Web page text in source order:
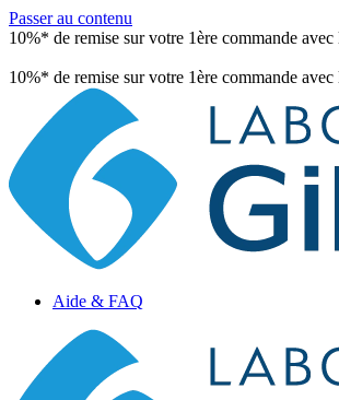
Passer au contenu
10%* de remise sur votre 1ère commande avec
10%* de remise sur votre 1ère commande avec
Aide & FAQ